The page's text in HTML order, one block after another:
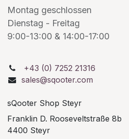
Montag geschlossen
Dienstag - Freitag
9:00-13:00 & 14:00-17:00
+43 (0) 7252 21316
sales@sqooter.com
sQooter Shop Steyr
Franklin D. Rooseveltstraße 8b
4400 Steyr